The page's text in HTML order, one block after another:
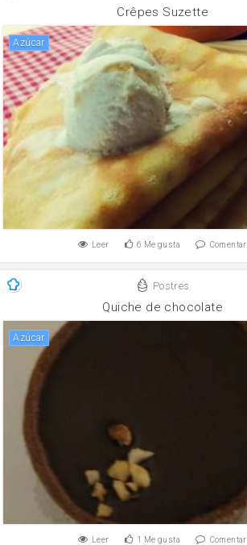
Crêpes Suzette
Azúcar
Leer 6 Me gusta Comentar
Postres
Quiche de chocolate
Azúcar
Leer 1 Me gusta Comentar